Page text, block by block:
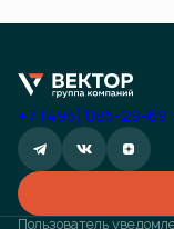
+7 (495) 085-29-69
Пользователь